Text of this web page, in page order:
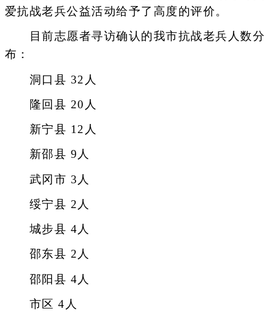
爱抗战老兵公益活动给予了高度的评价。
目前志愿者寻访确认的我市抗战老兵人数分
布：
洞口县 32人
隆回县 20人
新宁县 12人
新邵县 9人
武冈市 3人
绥宁县 2人
城步县 4人
邵东县 2人
邵阳县 4人
市区 4人